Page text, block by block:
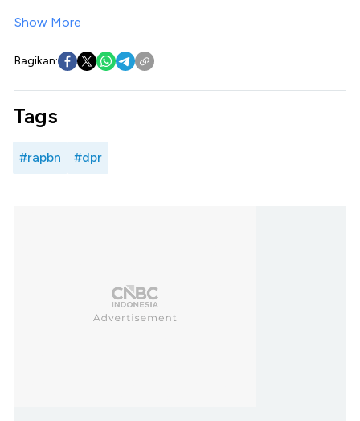
Show More
Bagikan:
Tags
#rapbn #dpr